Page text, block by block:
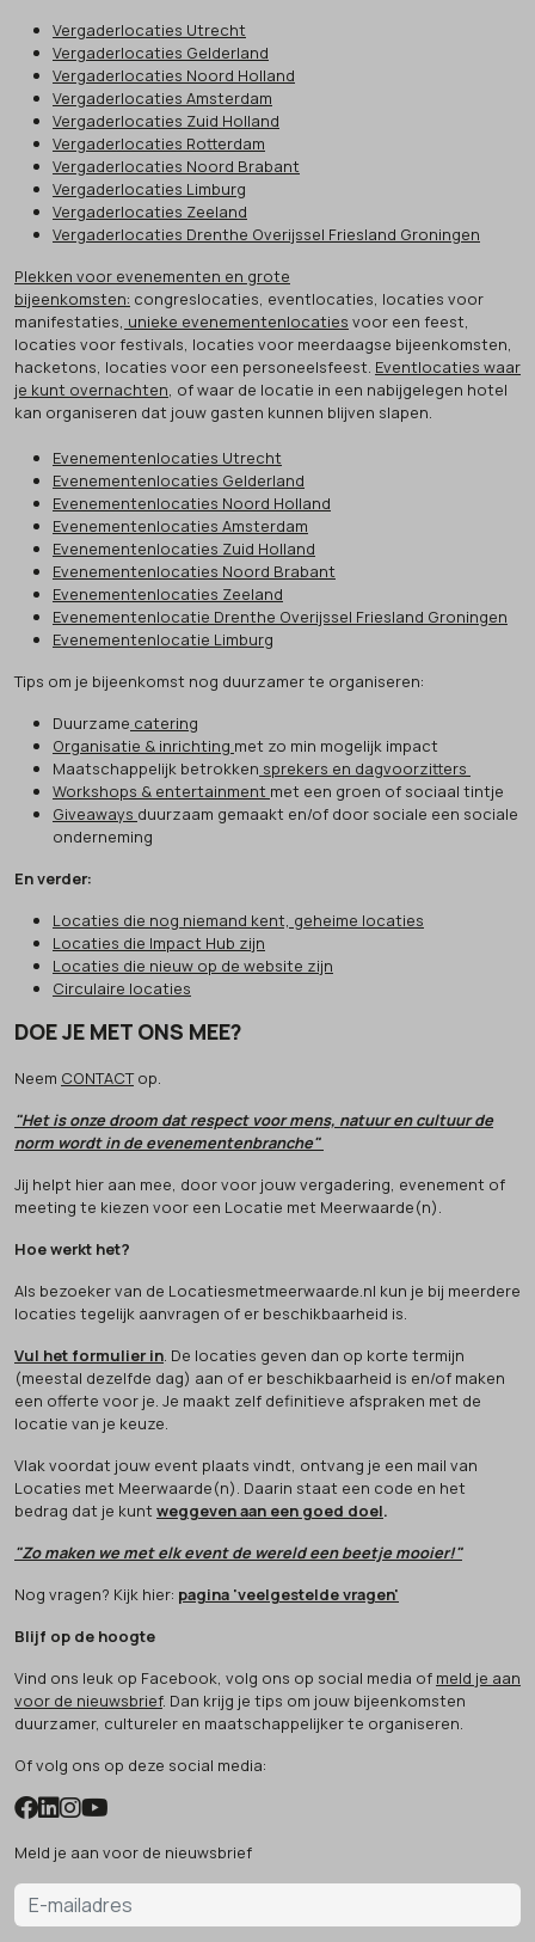
Vergaderlocaties Utrecht
Vergaderlocaties Gelderland
Vergaderlocaties Noord Holland
Vergaderlocaties Amsterdam
Vergaderlocaties Zuid Holland
Vergaderlocaties Rotterdam
Vergaderlocaties Noord Brabant
Vergaderlocaties Limburg
Vergaderlocaties Zeeland
Vergaderlocaties Drenthe Overijssel Friesland Groningen
Plekken voor evenementen en grote
bijeenkomsten: congreslocaties, eventlocaties, locaties voor
manifestaties, unieke evenementenlocaties voor een feest,
locaties voor festivals, locaties voor meerdaagse bijeenkomsten,
hacketons, locaties voor een personeelsfeest. Eventlocaties waar
je kunt overnachten, of waar de locatie in een nabijgelegen hotel
kan organiseren dat jouw gasten kunnen blijven slapen.
Evenementenlocaties Utrecht
Evenementenlocaties Gelderland
Evenementenlocaties Noord Holland
Evenementenlocaties Amsterdam
Evenementenlocaties Zuid Holland
Evenementenlocaties Noord Brabant
Evenementenlocaties Zeeland
Evenementenlocatie Drenthe Overijssel Friesland Groningen
Evenementenlocatie Limburg
Tips om je bijeenkomst nog duurzamer te organiseren:
Duurzame catering
Organisatie & inrichting met zo min mogelijk impact
Maatschappelijk betrokken sprekers en dagvoorzitters
Workshops & entertainment met een groen of sociaal tintje
Giveaways duurzaam gemaakt en/of door sociale een sociale
onderneming
En verder:
Locaties die nog niemand kent, geheime locaties
Locaties die Impact Hub zijn
Locaties die nieuw op de website zijn
Circulaire locaties
DOE JE MET ONS MEE?
Neem CONTACTop.
"Het is onze droom dat respect voor mens, natuur en cultuur de
norm wordt in de evenementenbranche"
Jij helpt hier aan mee, door voor jouw vergadering, evenement of
meeting te kiezen voor een Locatie met Meerwaarde(n).
Hoe werkt het?
Als bezoeker van de Locatiesmetmeerwaarde.nl kun je bij meerdere
locaties tegelijk aanvragen of er beschikbaarheid is.
Vul het formulier in. De locaties geven dan op korte termijn
(meestal dezelfde dag) aan of er beschikbaarheid is en/of maken
een offerte voor je. Je maakt zelf definitieve afspraken met de
locatie van je keuze.
Vlak voordat jouw event plaats vindt, ontvang je een mail van
Locaties met Meerwaarde(n). Daarin staat een code en het
bedrag dat je kunt weggeven aan een goed doel.
"Zo maken we met elk event de wereld een beetje mooier!"
Nog vragen? Kijk hier: pagina 'veelgestelde vragen'
Blijf op de hoogte
Vind ons leuk op Facebook, volg ons op social media of meld je aan
voor de nieuwsbrief. Dan krijg je tips om jouw bijeenkomsten
duurzamer, cultureler en maatschappelijker te organiseren.
Of volg ons op deze social media:
Meld je aan voor de nieuwsbrief